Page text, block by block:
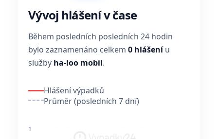
Vývoj hlášení v čase
Během posledních posledních 24 hodin
bylo zaznamenáno celkem 0 hlášeníu
služby ha-loo mobil.
Hlášení výpadků
Průměr (posledních 7 dní)
1